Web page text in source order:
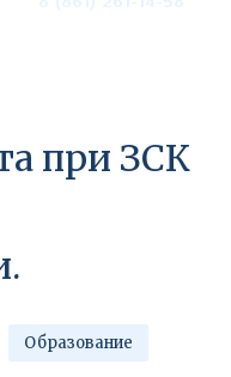
при ЗСК
Образование